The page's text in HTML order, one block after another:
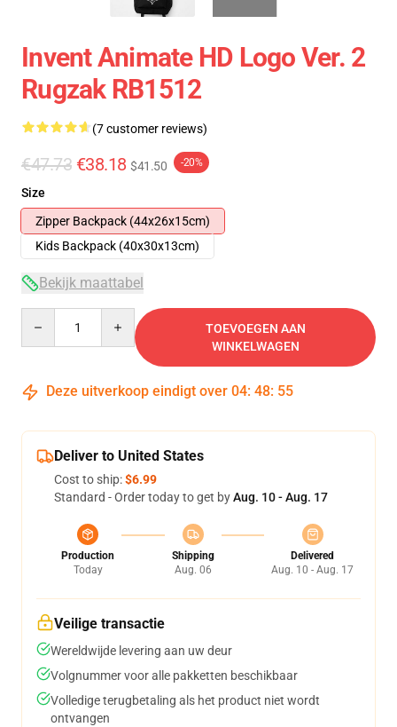
Invent Animate HD Logo Ver. 2
Rugzak RB1512
(7 customer reviews)
€47.73 €38.18 $41.50 -20%
Size
Zipper Backpack (44x26x15cm)
Kids Backpack (40x30x13cm)
Bekijk maattabel
TOEVOEGEN AAN
WINKELWAGEN
Deze uitverkoop eindigt over 04: 48: 54
Deliver to United States
Cost to ship:$6.99
Standard - Order today to get byAug. 10 - Aug. 17
Production
Today
Shipping
Aug. 06
Delivered
Aug. 10 - Aug. 17
Veilige transactie
Wereldwijde levering aan uw deur
Volgnummer voor alle pakketten beschikbaar
Volledige terugbetaling als het product niet wordt
ontvangen